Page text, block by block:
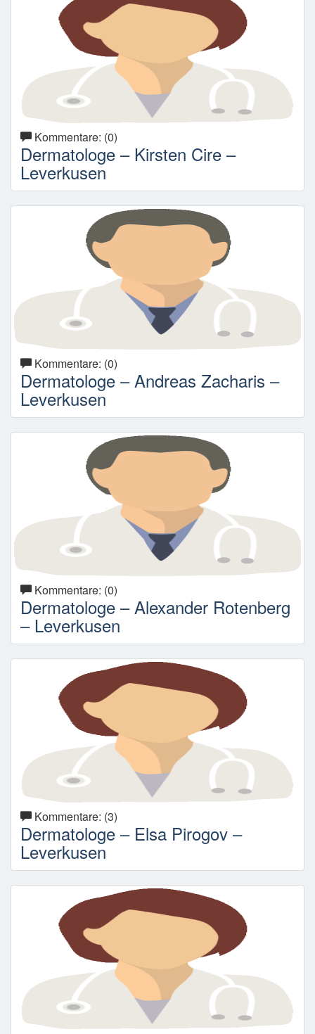
Kommentare: (0)
Dermatologe – Kirsten Cire –
Leverkusen
Kommentare: (0)
Dermatologe – Andreas Zacharis –
Leverkusen
Kommentare: (0)
Dermatologe – Alexander Rotenberg
– Leverkusen
Kommentare: (3)
Dermatologe – Elsa Pirogov –
Leverkusen